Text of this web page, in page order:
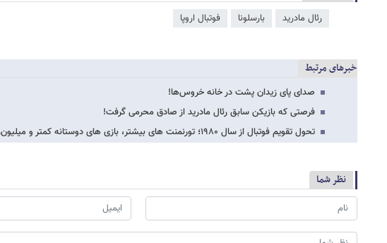
رئال مادرید بارسلونا فوتبال اروپا
خبرهای مرتبط
صدای پای زیدان پشت در خانه‌ خروس‌ها!
فرصتی که بازیکن سابق رئال مادرید از صادق محرمی گرفت!
تحول تقویم فوتبال از سال ۱۹۸۰؛ تورنمنت های بیشتر، بازی های دوستانه کمتر و میلیون…
نظر شما